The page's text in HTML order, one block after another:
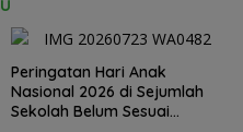
Peringatan Hari Anak
Nasional 2026 di Sejumlah
Sekolah Belum Sesuai